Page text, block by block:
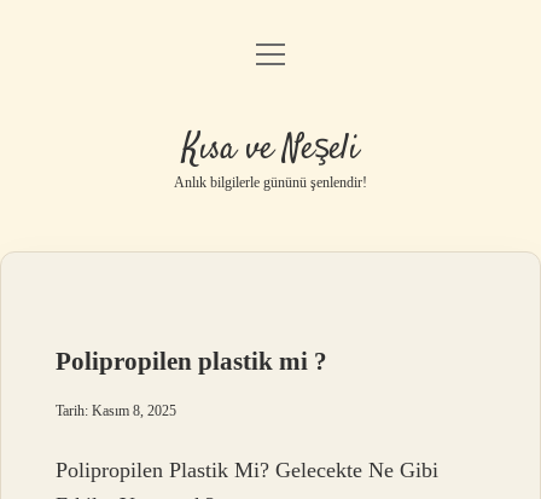
Anasayfa
Yasal Uyarı
menüyü
Kısa ve Neşeli
Anlık bilgilerle gününü şenlendir!
Polipropilen plastik mi ?
Tarih: Kasım 8, 2025
Polipropilen Plastik Mi? Gelecekte Ne Gibi